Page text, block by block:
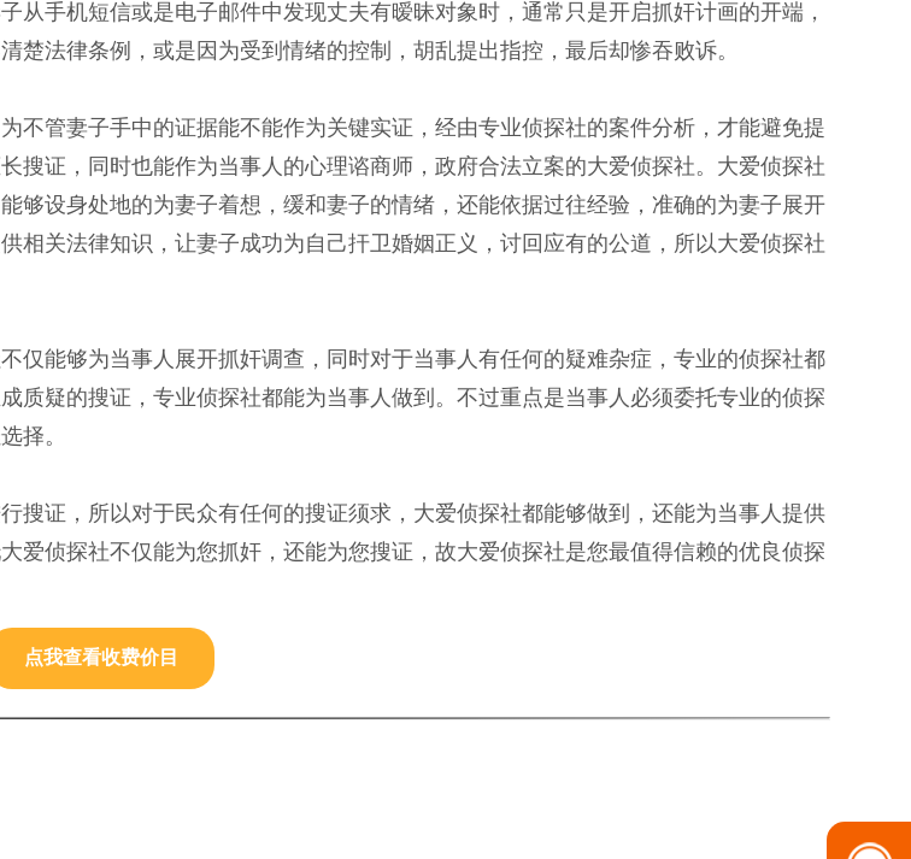
手机短信或是电子邮件中发现丈夫有暧昧对象时，通常只是开启抓奸计画的开端，
法律条例，或是因为受到情绪的控制，胡乱提出指控，最后却惨吞败诉。
不管妻子手中的证据能不能作为关键实证，经由专业侦探社的案件分析，才能避免提
搜证，同时也能作为当事人的心理谘商师，政府合法立案的大爱侦探社。大爱侦探社
够设身处地的为妻子着想，缓和妻子的情绪，还能依据过往经验，准确的为妻子展开
相关法律知识，让妻子成功为自己扞卫婚姻正义，讨回应有的公道，所以大爱侦探社
仅能够为当事人展开抓奸调查，同时对于当事人有任何的疑难杂症，专业的侦探社都
质疑的搜证，专业侦探社都能为当事人做到。不过重点是当事人必须委托专业的侦探
择。
搜证，所以对于民众有任何的搜证须求，大爱侦探社都能够做到，还能为当事人提供
爱侦探社不仅能为您抓奸，还能为您搜证，故大爱侦探社是您最值得信赖的优良侦探
点我查看收费价目